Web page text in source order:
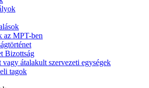
az MPT-ben
Bizottság
vagy átalakult szervezeti egységek
tagok